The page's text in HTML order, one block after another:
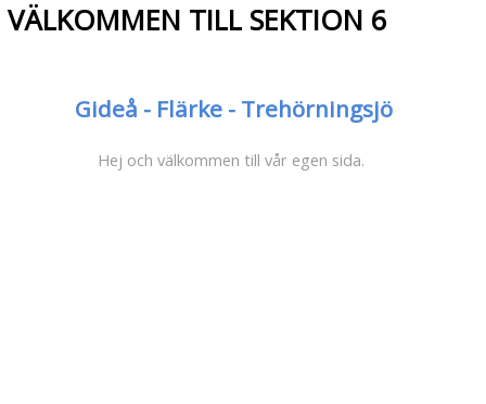
VÄLKOMMEN TILL SEKTION 6
Gideå - Flärke - Trehörningsjö
Hej och välkommen till vår egen sida.